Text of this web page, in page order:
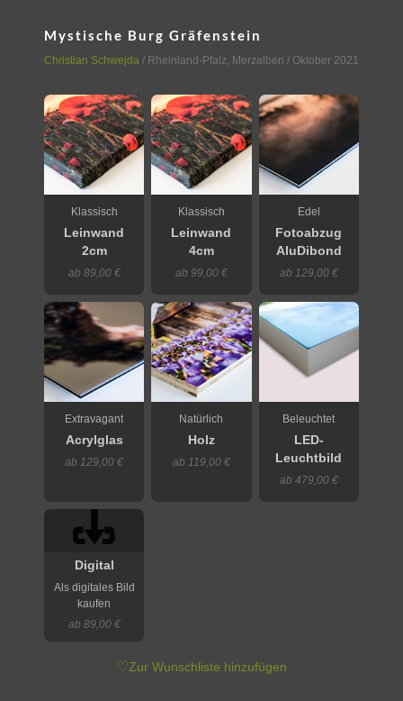
Mystische Burg Gräfenstein
Christian Schwejda / Rheinland-Pfalz, Merzalben / Oktober 2021
Klassisch
Leinwand
2cm
ab 89,00 €
Klassisch
Leinwand
4cm
ab 99,00 €
Edel
Fotoabzug
AluDibond
ab 129,00 €
Extravagant
Acrylglas
ab 129,00 €
Natürlich
Holz
ab 119,00 €
Beleuchtet
LED-
Leuchtbild
ab 479,00 €
Digital
Als digitales Bild
kaufen
ab 89,00 €
♡Zur Wunschliste hinzufügen